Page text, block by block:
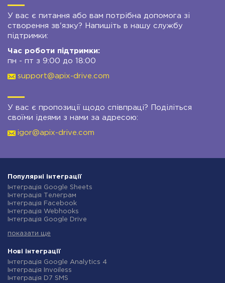
У вас є питання або вам потрібна допомога зі
створення зв'язку? Напишіть в нашу службу
підтримки:
Час роботи підтримки:
пн - пт з 9:00 до 18:00
support@apix-drive.com
У вас є пропозиції щодо співпраці? Поділіться
своїми ідеями з нами за адресою:
igor@apix-drive.com
Популярні інтеграції
Інтеграція Google Sheets
Інтеграція Телеграм
Інтеграція Facebook
Інтеграція Webhooks
Інтеграція Google Drive
Інтеграція Gmail
Інтеграція Rozetka
Інтеграція OpenAI (ChatGPT)
Інтеграція Binotel
Інтеграція Prom
показати ще
Нові інтеграції
Інтеграція Google Analytics 4
Інтеграція Invoiless
Інтеграція D7 SMS